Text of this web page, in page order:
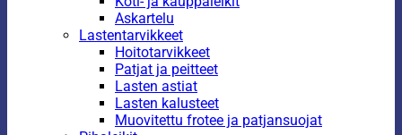
Askartelu
Lastentarvikkeet
Hoitotarvikkeet
Patjat ja peitteet
Lasten astiat
Lasten kalusteet
Muovitettu frotee ja patjansuojat